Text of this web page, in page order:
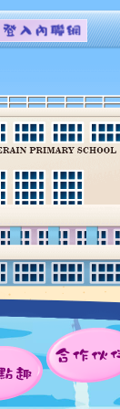
趣
合作伙伴